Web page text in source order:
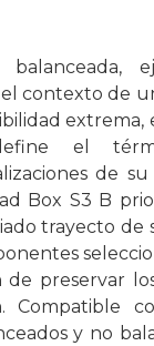
contexto de
extrema,
el
de
Box S3 B
trayecto de
preservar
Compatible
y no